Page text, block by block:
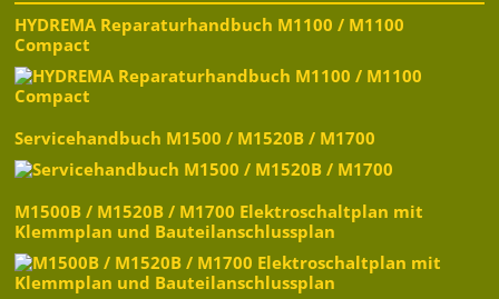
HYDREMA Reparaturhandbuch M1100 / M1100
Compact
Servicehandbuch M1500 / M1520B / M1700
M1500B / M1520B / M1700 Elektroschaltplan mit
Klemmplan und Bauteilanschlussplan